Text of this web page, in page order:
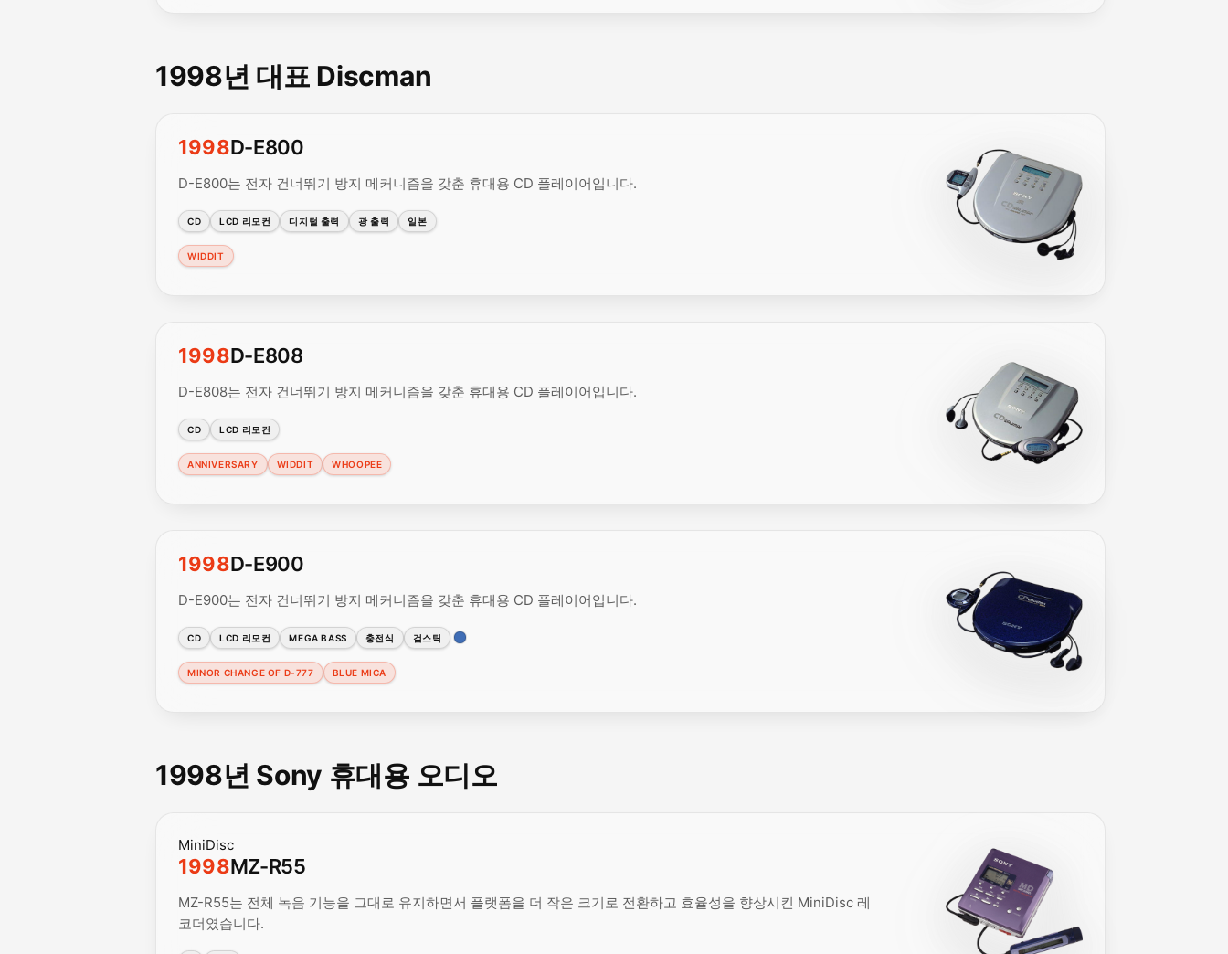
1998년 대표 Discman
1998D-E800
D-E800는 전자 건너뛰기 방지 메커니즘을 갖춘 휴대용 CD 플레이어입니다.
CD LCD 리모컨 디지털 출력 광 출력 일본
WIDDIT
1998D-E808
D-E808는 전자 건너뛰기 방지 메커니즘을 갖춘 휴대용 CD 플레이어입니다.
CD LCD 리모컨
ANNIVERSARY WIDDIT WHOOPEE
1998D-E900
D-E900는 전자 건너뛰기 방지 메커니즘을 갖춘 휴대용 CD 플레이어입니다.
CD LCD 리모컨 MEGA BASS 충전식 검스틱
MINOR CHANGE OF D-777 BLUE MICA
1998년 Sony 휴대용 오디오
MiniDisc
1998MZ-R55
MZ-R55는 전체 녹음 기능을 그대로 유지하면서 플랫폼을 더 작은 크기로 전환하고 효율성을 향상시킨 MiniDisc 레
코더였습니다.